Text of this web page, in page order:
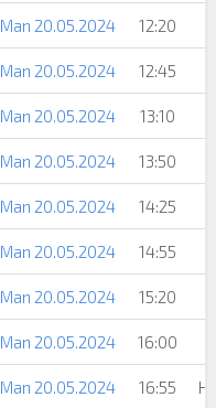
Man 20.05.2024 12:20
Man 20.05.2024 12:45
Man 20.05.2024 13:10
Man 20.05.2024 13:50
Man 20.05.2024 14:25
Man 20.05.2024 14:55
Man 20.05.2024 15:20
Man 20.05.2024 16:00
Man 20.05.2024 16:55